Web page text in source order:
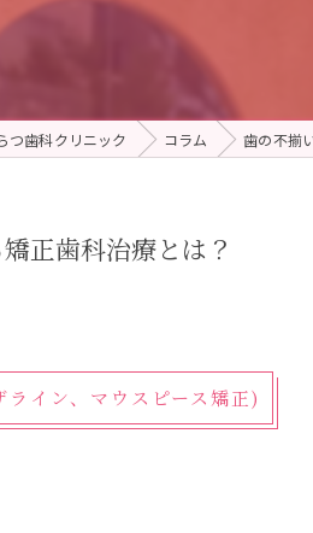
つ歯科クリニック コラム 歯の不揃
正歯科治療とは？
イン、マウスピース矯正)